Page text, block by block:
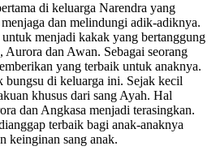
di keluarga Narendra yang
dan melindungi adik-adiknya.
menjadi kakak yang bertanggung
dan Awan. Sebagai seorang
yang terbaik untuk anaknya.
bungsu di keluarga ini. Sejak kecil
khusus dari sang Ayah. Hal
dan Angkasa menjadi terasingkan.
terbaik bagi anak-anaknya
keinginan sang anak.